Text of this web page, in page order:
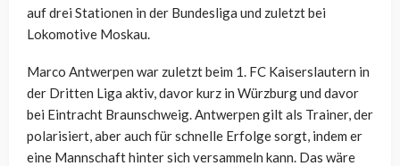
auf drei Stationen in der Bundesliga und zuletzt bei
Lokomotive Moskau.
Marco Antwerpen war zuletzt beim 1. FC Kaiserslautern in
der Dritten Liga aktiv, davor kurz in Würzburg und davor
bei Eintracht Braunschweig. Antwerpen gilt als Trainer, der
polarisiert, aber auch für schnelle Erfolge sorgt, indem er
eine Mannschaft hinter sich versammeln kann. Das wäre